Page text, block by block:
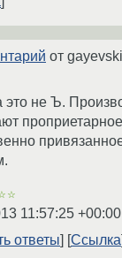
от
это не Ъ.
11:57:25 +00:00
ответы
Ссылка